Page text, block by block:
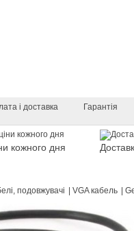
і доставка Гарантія
кожного дня
подовжувачі VGA кабель